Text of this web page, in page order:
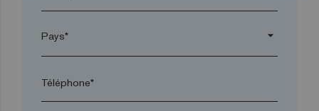
arrow_drop_down
Téléphone*